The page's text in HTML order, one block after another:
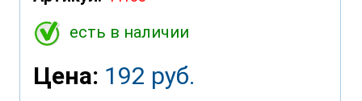
есть в наличии
Цена: 192 руб.